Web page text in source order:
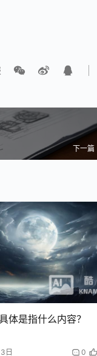
下一篇
体是指什么内容？
日 0